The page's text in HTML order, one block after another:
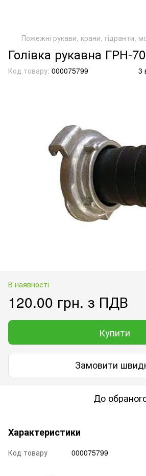
Пожежні рукави, крани, гідранти,
Голівка рукавна ГРН-
Код товару: 000075799 3
В наявності
120.00 грн. з ПДВ
Купити
Замовити
До
Характеристики
Код товару 000075799